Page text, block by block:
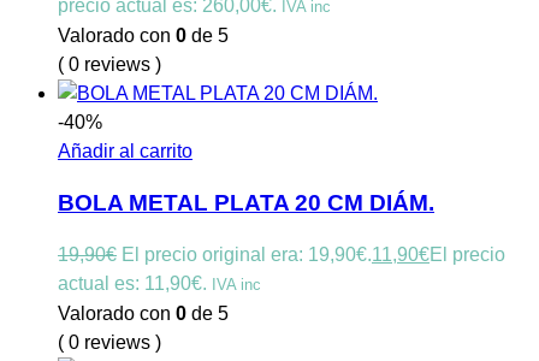
precio actual es: 260,00€. IVA inc
Valorado con 0 de 5
( 0 reviews )
-40%
Añadir al carrito
BOLA METAL PLATA 20 CM DIÁM.
19,90€ El precio original era: 19,90€.11,90€El precio
actual es: 11,90€. IVA inc
Valorado con 0 de 5
( 0 reviews )